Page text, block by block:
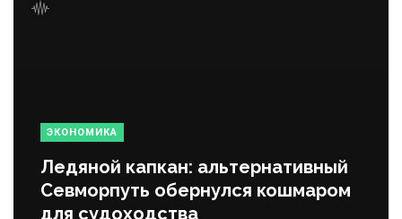
ЭКОНОМИКА
Ледяной капкан: альтернативный
Севморпуть обернулся кошмаром
для судоходства